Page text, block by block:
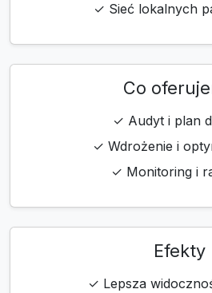
✓ Sieć lokalnych
Co
✓ Audyt i plan
✓ Wdrożenie i
✓ Monitoring i
Efekty
✓ Lepsza